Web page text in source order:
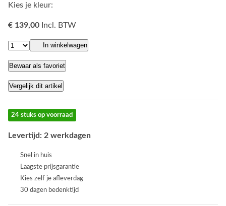
Kies je kleur:
€ 139,00 Incl. BTW
In winkelwagen
Bewaar als favoriet
Vergelijk dit artikel
24 stuks op voorraad
Levertijd: 2 werkdagen
Snel in huis
Laagste prijsgarantie
Kies zelf je afleverdag
30 dagen bedenktijd